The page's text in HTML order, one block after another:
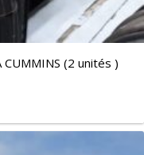
CUMMINS (2 unités )